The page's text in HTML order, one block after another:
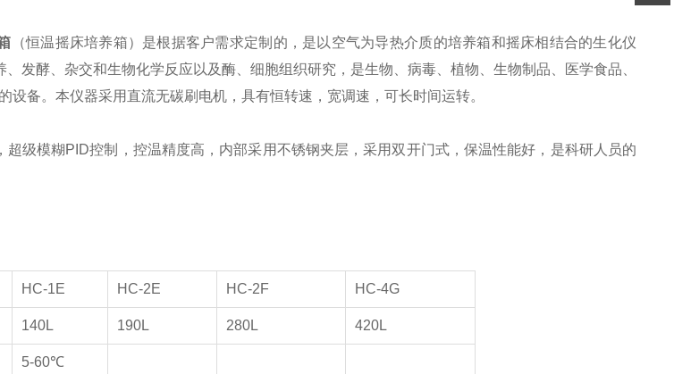
（恒温摇床培养箱）是根据客户需求定制的，是以空气为导热介质的培养箱和摇床相结合的生化仪
发酵、杂交和生物化学反应以及酶、细胞组织研究，是生物、病毒、植物、生物制品、医学食品、
设备。本仪器采用直流无碳刷电机，具有恒转速，宽调速，可长时间运转。
超级模糊PID控制，控温精度高，内部采用不锈钢夹层，采用双开门式，保温性能好，是科研人员的
HC-1E HC-2E HC-2F HC-4G
140L 190L 280L 420L
5-60℃